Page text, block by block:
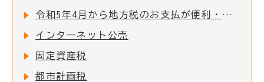
令和5年4月から地方税のお支払が便利・簡単になります
インターネット公売
固定資産税
都市計画税